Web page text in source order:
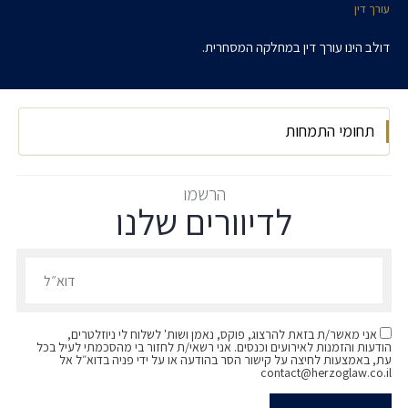
עורך דין
דולב הינו עורך דין במחלקה המסחרית.
תחומי התמחות
הרשמו
לדיוורים שלנו
אני מאשר/ת בזאת להרצוג, פוקס, נאמן ושות' לשלוח לי ניוזלטרים,
הודעות והזמנות לאירועים וכנסים. אני רשאי/ת לחזור בי מהסכמתי לעיל בכל
עת, באמצעות לחיצה על קישור הסר בהודעה או על ידי פניה בדוא״ל אל
contact@herzoglaw.co.il